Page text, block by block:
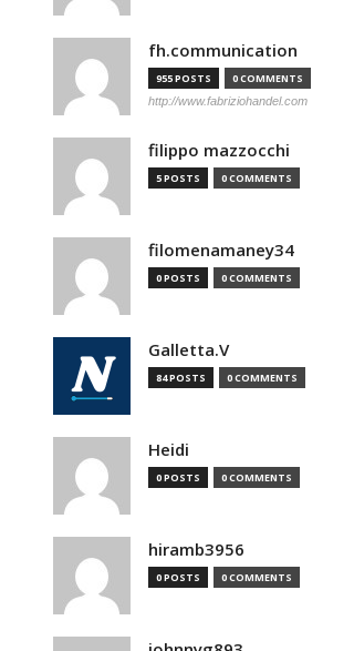
fh.communication
955 POSTS 0 COMMENTS
http://www.fabriziohandel.com
filippo mazzocchi
5 POSTS 0 COMMENTS
filomenamaney34
0 POSTS 0 COMMENTS
Galletta.V
84 POSTS 0 COMMENTS
Heidi
0 POSTS 0 COMMENTS
hiramb3956
0 POSTS 0 COMMENTS